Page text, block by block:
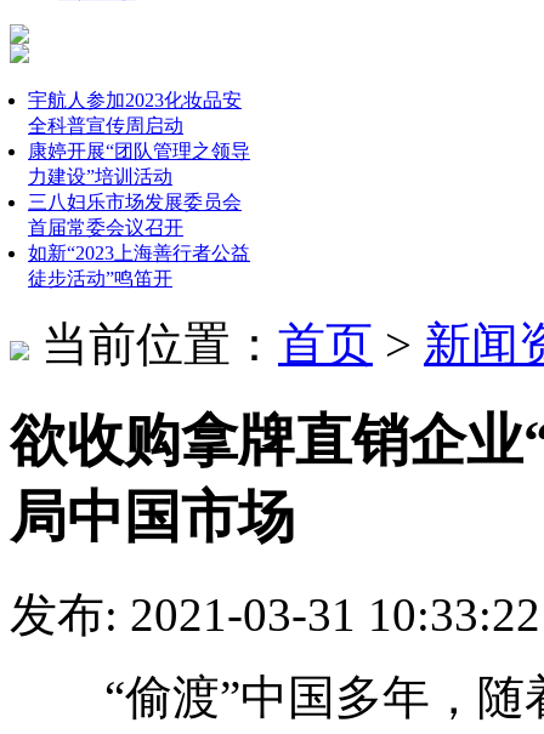
宇航人参加2023化妆品安
全科普宣传周启动
康婷开展“团队管理之领导
力建设”培训活动
三八妇乐市场发展委员会
首届常委会议召开
如新“2023上海善行者公益
徒步活动”鸣笛开
当前位置： 首页 > 新闻
欲收购拿牌直销企
局中国市场
发布: 2021-03-31
“偷渡”中国多年，随